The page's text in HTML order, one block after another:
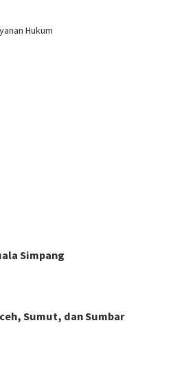
Hukum
Simpang
Sumut, dan Sumbar